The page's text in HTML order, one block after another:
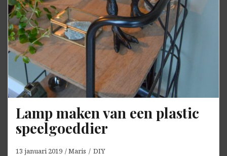
Lamp maken van een plastic
speelgoeddier
13 januari 2019 Maris DIY